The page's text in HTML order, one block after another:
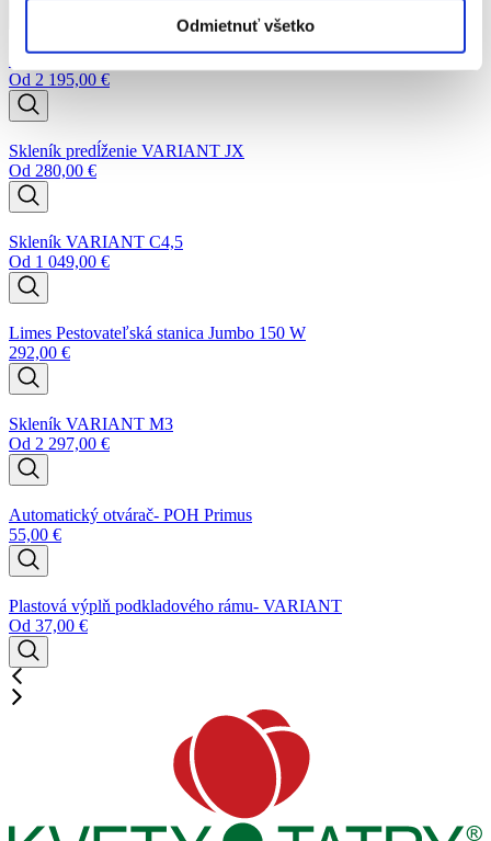
Odmietnuť všetko
Skleník VARIANT J6
Od 2 195,00 €
Skleník predĺženie VARIANT JX
Od 280,00 €
Skleník VARIANT C4,5
Od 1 049,00 €
Limes Pestovateľská stanica Jumbo 150 W
292,00 €
Skleník VARIANT M3
Od 2 297,00 €
Automatický otvárač- POH Primus
55,00 €
Plastová výplň podkladového rámu- VARIANT
Od 37,00 €